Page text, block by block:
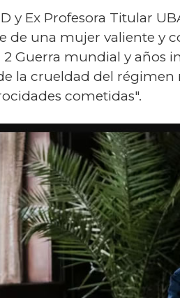
y Ex Profesora Titular
de una mujer valiente y
Guerra mundial y años
la crueldad del régimen
cometidas".